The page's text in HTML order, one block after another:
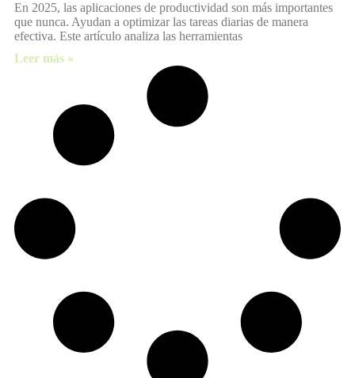
En 2025, las aplicaciones de productividad son más importantes
que nunca. Ayudan a optimizar las tareas diarias de manera
efectiva. Este artículo analiza las herramientas
Leer más »